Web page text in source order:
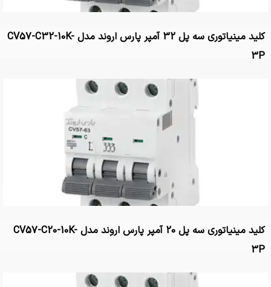
کلید مینیاتوری سه پل 32 آمپر پارس اروند مدل CV57-C32-10K-
3P
کلید مینیاتوری سه پل 20 آمپر پارس اروند مدل CV57-C20-10K-
3P